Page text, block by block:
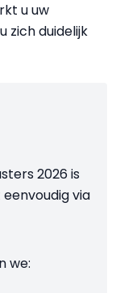
u uw
zich duidelijk
2026 is
via
we: